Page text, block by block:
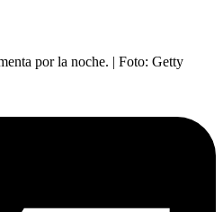
por la noche. | Foto: Getty